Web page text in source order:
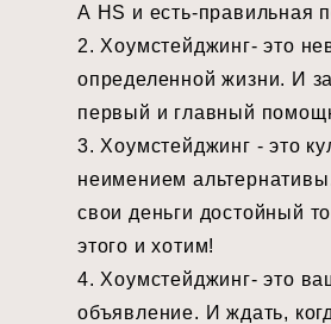
А HS и есть-правильная
2. Хоумстейджинг- это
определенной жизни. И
первый и главный
3. Хоумстейджинг - это
неимением
свои деньги достойный
этого и хотим! ⠀
4. Хоумстейджинг- это
объявление. И ждать,